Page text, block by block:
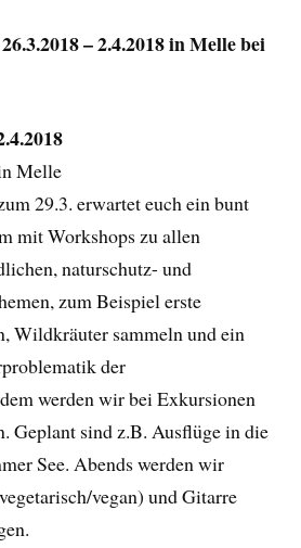
– 2.4.2018 in Melle bei
Melle
29.3. erwartet euch ein bunt
mit Workshops zu allen
naturschutz- und
zum Beispiel erste
Wildkräuter sammeln und ein
der
werden wir bei Exkursionen
Geplant sind z.B. Ausflüge in die
See. Abends werden wir
vegan) und Gitarre